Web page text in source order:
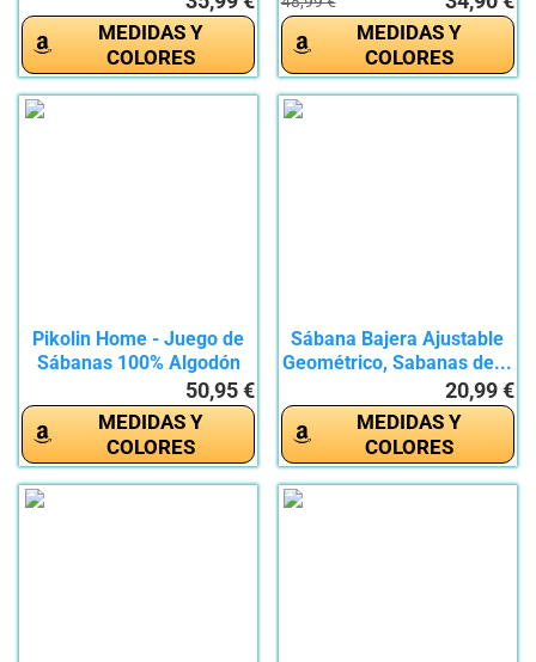
MEDIDAS Y
COLORES
MEDIDAS Y
COLORES
Pikolin Home - Juego de
Sábanas 100% Algodón
50,95 €
MEDIDAS Y
COLORES
Sábana Bajera Ajustable
Geométrico, Sabanas de...
20,99 €
MEDIDAS Y
COLORES